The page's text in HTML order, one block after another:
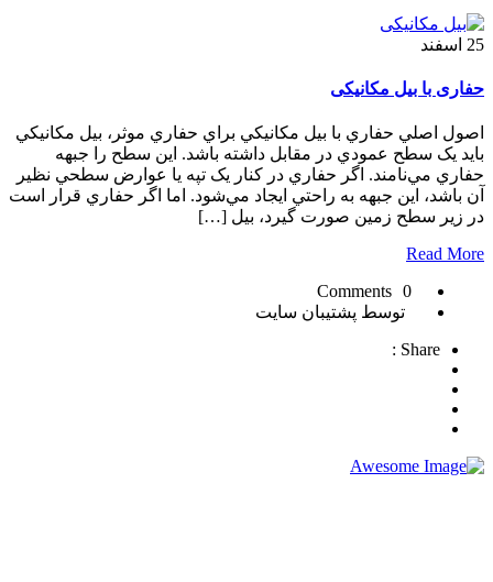
25 اسفند
حفاری با بیل مکانیکی
اصول اصلي حفاري با بيل مکانيکي براي حفاري موثر، بيل مکانيکي
بايد يک سطح عمودي در مقابل داشته باشد. اين سطح را جبهه
حفاري مي‌نامند. اگر حفاري در کنار يک تپه يا عوارض سطحي نظير
آن باشد، اين جبهه به راحتي ايجاد مي‌شود. اما اگر حفاري قرار است
در زير سطح زمين صورت گيرد، بيل […]
Read More
0 Comments
توسط پشتیبان سایت
Share :